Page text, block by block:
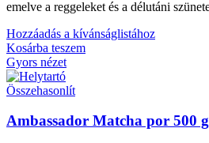
emelve a reggeleket és a délutáni
Hozzáadás a kívánságlistához
Kosárba teszem
Gyors nézet
Összehasonlít
Ambassador Matcha por 500 g